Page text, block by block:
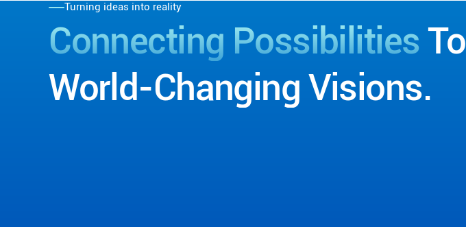
Turning ideas into reality
Connecting Possibilities To
World-Changing Visions.